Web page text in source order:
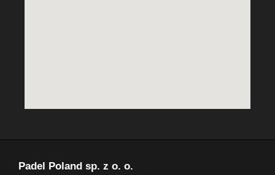
Padel Poland sp. z o. o.